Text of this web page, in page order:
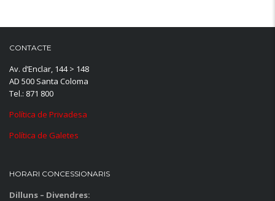
CONTACTE
Av. d’Enclar, 144 > 148
AD 500 Santa Coloma
Tel.: 871 800
Política de Privadesa
Política de Galetes
HORARI CONCESSIONARIS
Dilluns – Divendres: